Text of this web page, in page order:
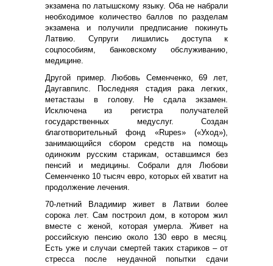
экзамена по латышскому языку. Оба не набрали
необходимое количество баллов по разделам
экзамена и получили предписание покинуть
Латвию. Супруги лишились доступа к
соцпособиям, банковскому обслуживанию,
медицине.
Другой пример. Любовь Семенченко, 69 лет,
Даугавпилс. Последняя стадия рака легких,
метастазы в голову. Не сдала экзамен.
Исключена из регистра получателей
государственных медуслуг. Создан
благотворительный фонд «Rupes» («Уход»),
занимающийся сбором средств на помощь
одиноким русским старикам, оставшимся без
пенсий и медицины. Собрали для Любови
Семенченко 10 тысяч евро, которых ей хватит на
продолжение лечения.
70-летний Владимир живет в Латвии более
сорока лет. Сам построил дом, в котором жил
вместе с женой, которая умерла. Живет на
российскую пенсию около 130 евро в месяц.
Есть уже и случаи смертей таких стариков – от
стресса после неудачной попытки сдачи